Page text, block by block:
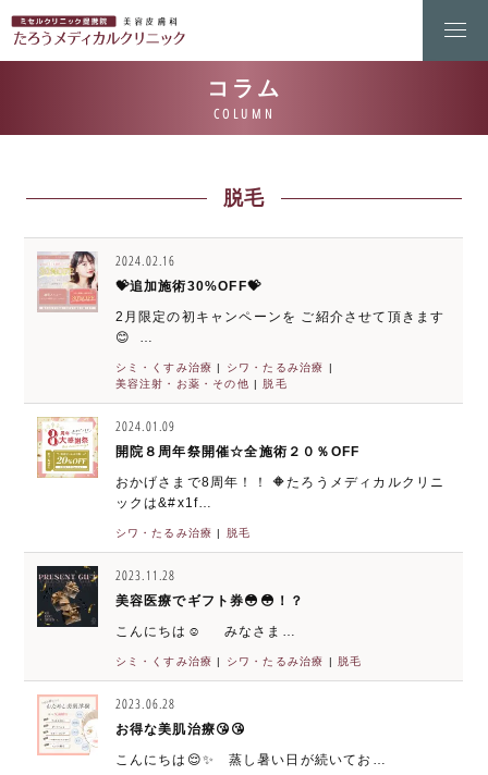
脱毛
2024.02.16
💝追加施術30%OFF💝
2月限定の初キャンペーンを ご紹介させて頂きます
😊 …
シミ・くすみ治療 | シワ・たるみ治療 |
美容注射・お薬・その他 | 脱毛
2024.01.09
開院８周年祭開催☆全施術２０％OFF
おかげさまで8周年！！ 🔶たろうメディカルクリニ
ックは&#x1f…
シワ・たるみ治療 | 脱毛
2023.11.28
美容医療でギフト券😳😳！？
こんにちは☺️ みなさま…
シミ・くすみ治療 | シワ・たるみ治療 | 脱毛
2023.06.28
お得な美肌治療😘😘
こんにちは😌✨ 蒸し暑い日が続いてお…